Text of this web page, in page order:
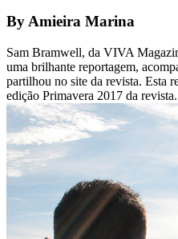
ByAmieira Marina
Sam Bramwell, da VIVA
uma brilhante reportagem,
partilhou no site da revista. Esta
edição Primavera 2017 da